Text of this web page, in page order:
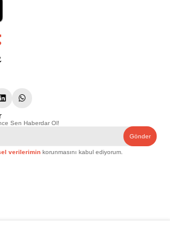
Sen Haberdar Ol!
Gönder
verilerimin korunmasını kabul ediyorum.